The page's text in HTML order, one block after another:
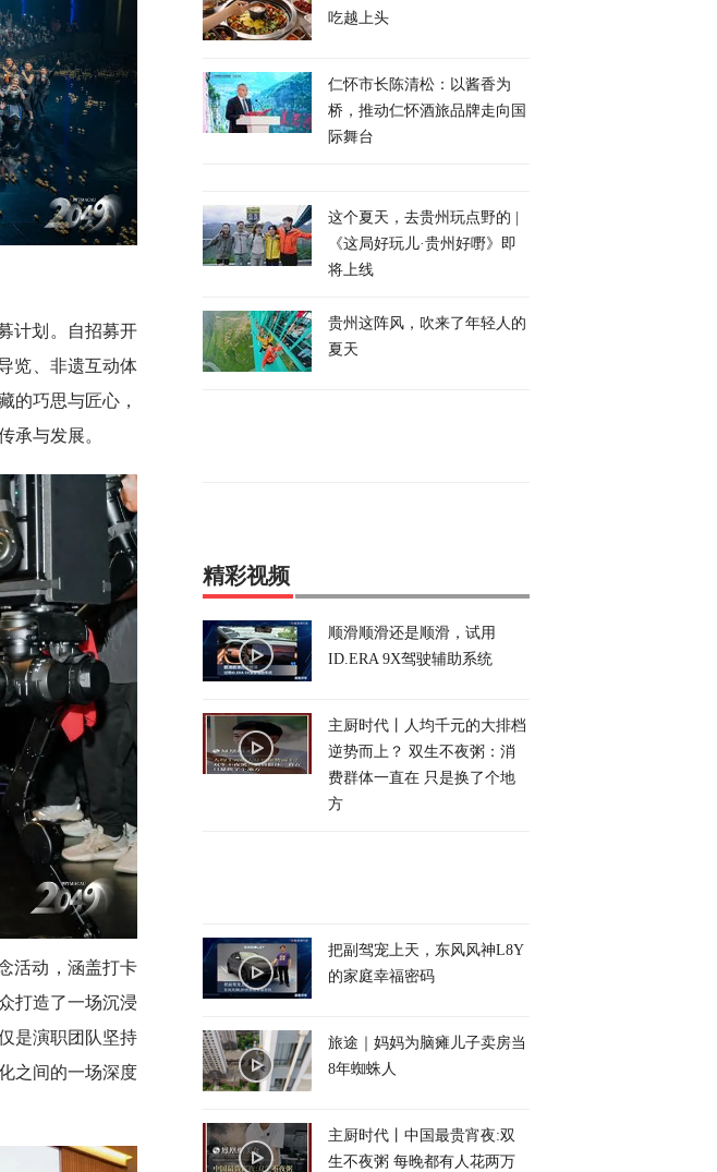
计划。自招募开
览、非遗互动体
的巧思与匠心，
与发展。
活动，涵盖打卡
打造了一场沉浸
是演职团队坚持
之间的一场深度
吃越上头
仁怀市长陈清松：以酱香为
桥，推动仁怀酒旅品牌走向国
际舞台
这个夏天，去贵州玩点野的 |
《这局好玩儿·贵州好嘢》即
将上线
贵州这阵风，吹来了年轻人的
夏天
精彩视频
顺滑顺滑还是顺滑，试用
ID.ERA 9X驾驶辅助系统
主厨时代丨人均千元的大排档
逆势而上？ 双生不夜粥：消
费群体一直在 只是换了个地
方
把副驾宠上天，东风风神L8Y
的家庭幸福密码
旅途｜妈妈为脑瘫儿子卖房当
8年蜘蛛人
主厨时代丨中国最贵宵夜:双
生不夜粥 每晚都有人花两万